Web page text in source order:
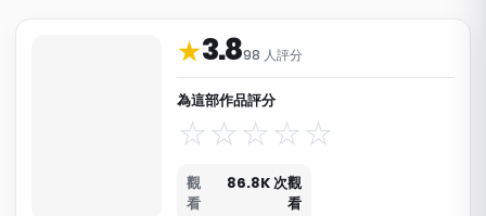
★3.898 人評分
為這部作品評分
觀
看
86.8K 次觀
看
作品資料與分類